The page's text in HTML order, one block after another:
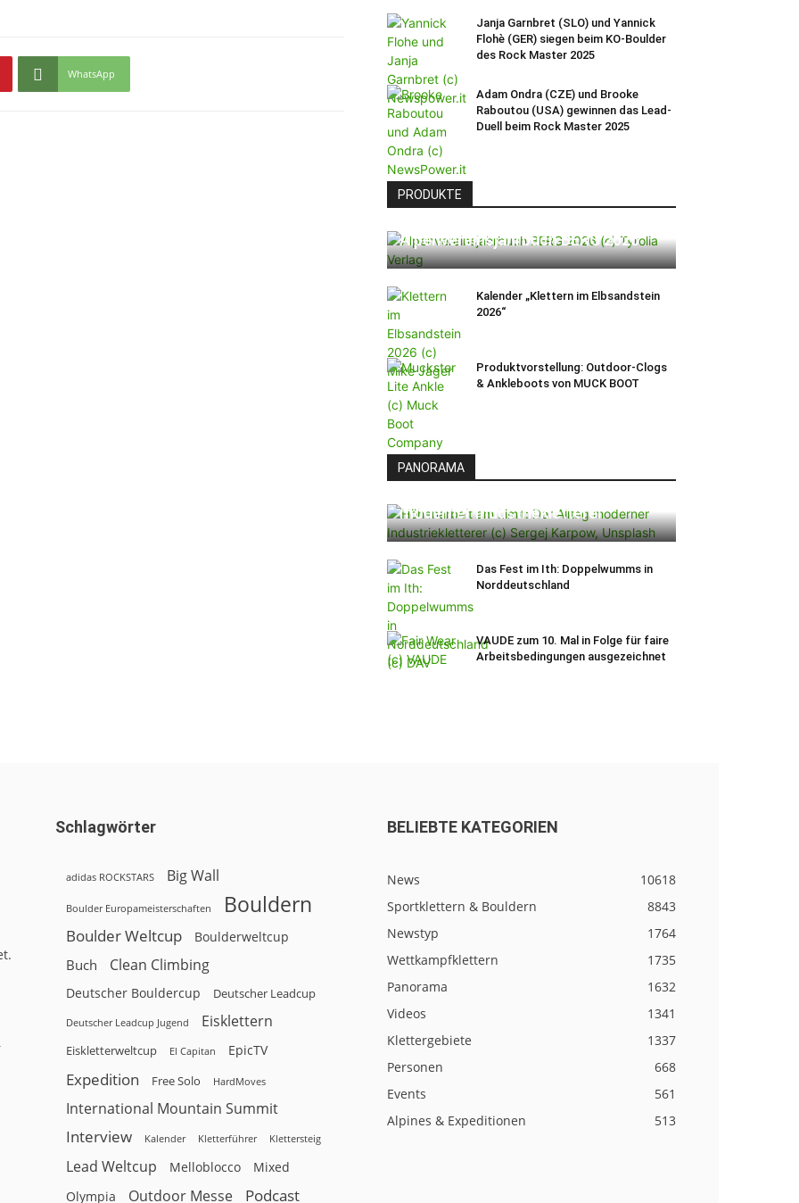
WhatsApp
Janja Garnbret (SLO) und Yannick
Flohè (GER) siegen beim KO-Boulder
des Rock Master 2025
Adam Ondra (CZE) und Brooke
Raboutou (USA) gewinnen das Lead-
Duell beim Rock Master 2025
PRODUKTE
Alpenvereinsjahrbuch BERG 2026
Kalender „Klettern im Elbsandstein
2026“
Produktvorstellung: Outdoor-Clogs
& Ankleboots von MUCK BOOT
PANORAMA
moderner Industriekletterer
Das Fest im Ith: Doppelwumms in
Norddeutschland
VAUDE zum 10. Mal in Folge für faire
Arbeitsbedingungen ausgezeichnet
Schlagwörter
adidas ROCKSTARS Big Wall
Boulder Europameisterschaften Bouldern
Boulder Weltcup Boulderweltcup
Buch Clean Climbing
Deutscher Bouldercup Deutscher Leadcup
Deutscher Leadcup Jugend Eisklettern
Eiskletterweltcup El Capitan EpicTV
Expedition Free Solo HardMoves
International Mountain Summit
Interview Kalender Kletterführer Klettersteig
Lead Weltcup Melloblocco Mixed
Olympia Outdoor Messe Podcast
BELIEBTE KATEGORIEN
News
10618
Sportklettern & Bouldern
8843
Newstyp
1764
Wettkampfklettern
1735
Panorama
1632
Videos
1341
Klettergebiete
1337
Personen
668
Events
561
Alpines & Expeditionen
513